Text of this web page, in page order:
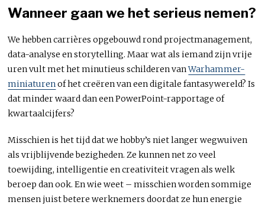
Wanneer gaan we het serieus nemen?
We hebben carrières opgebouwd rond projectmanagement,
data-analyse en storytelling. Maar wat als iemand zijn vrije
uren vult met het minutieus schilderen vanWarhammer-
miniaturenof het creëren van een digitale fantasywereld? Is
dat minder waard dan een PowerPoint-rapportage of
kwartaalcijfers?
Misschien is het tijd dat we hobby’s niet langer wegwuiven
als vrijblijvende bezigheden. Ze kunnen net zo veel
toewijding, intelligentie en creativiteit vragen als welk
beroep dan ook. En wie weet – misschien worden sommige
mensen juist betere werknemers doordat ze hun energie